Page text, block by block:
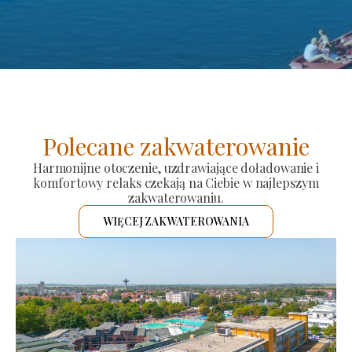
Polecane zakwaterowanie
Harmonijne otoczenie, uzdrawiające doładowanie i
komfortowy relaks czekają na Ciebie w najlepszym
zakwaterowaniu.
WIĘCEJ ZAKWATEROWANIA